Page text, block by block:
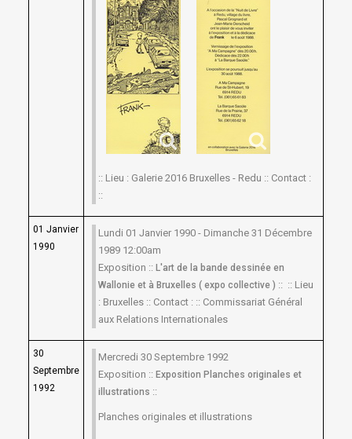
:: Lieu : Galerie 2016 Bruxelles - Redu :: Contact :
::
01 Janvier
1990
Lundi 01 Janvier 1990 - Dimanche 31 Décembre
1989 12:00am
Exposition :: L'art de la bande dessinée en
Wallonie et à Bruxelles ( expo collective ) :: :: Lieu
: Bruxelles :: Contact : :: Commissariat Général
aux Relations Internationales
30
Septembre
1992
Mercredi 30 Septembre 1992
Exposition :: Exposition Planches originales et
illustrations ::
Planches originales et illustrations